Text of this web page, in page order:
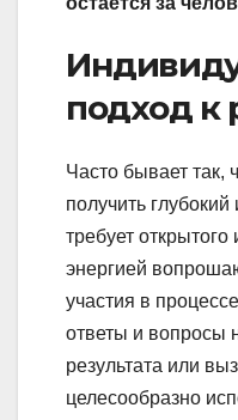
подход к
Часто бывает так,
получить
требует открытого
энергией
участия в
ответы и вопросы
результата или
целесообразно